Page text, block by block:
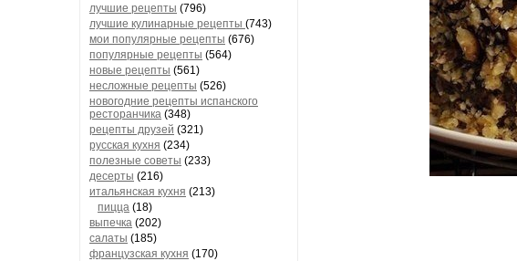
лучшие рецепты (796)
лучшие кулинарные рецепты (743)
мои популярные рецепты (676)
популярные рецепты (564)
новые рецепты (561)
несложные рецепты (526)
новогодние рецепты испанского
ресторанчика (348)
рецепты друзей (321)
русская кухня (234)
полезные советы (233)
десерты (216)
итальянская кухня (213)
пицца (18)
выпечка (202)
салаты (185)
французская кухня (170)